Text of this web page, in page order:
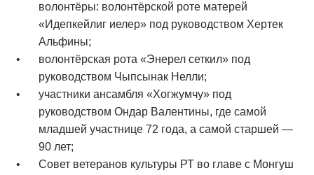
волонтёры: волонтёрской роте матерей
«Идепкейлиг иелер» под руководством Хертек
Альфины;
волонтёрская рота «Энерел сеткил» под
руководством Чыпсынак Нелли;
участники ансамбля «Хогжумчу» под
руководством Ондар Валентины, где самой
младшей участнице 72 года, а самой старшей —
90 лет;
Совет ветеранов культуры РТ во главе с Монгуш